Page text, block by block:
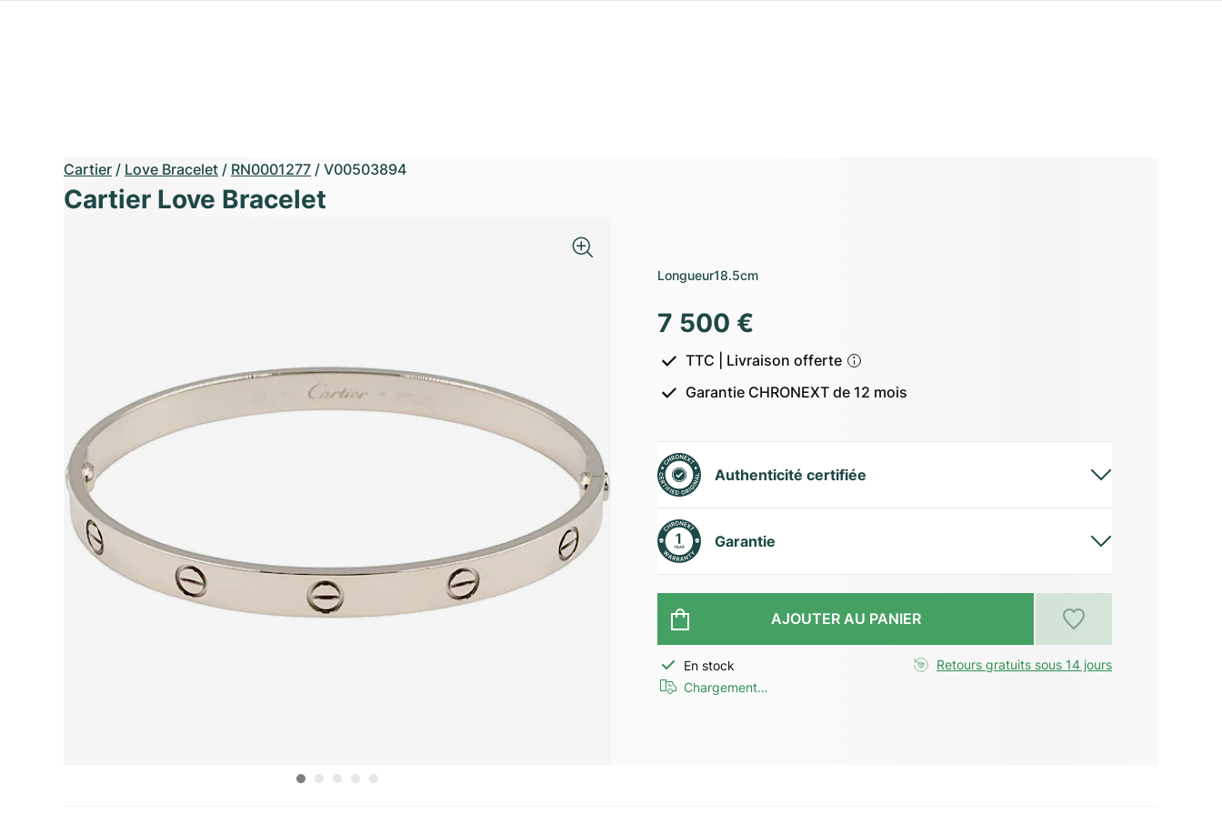
Cartier / Love Bracelet / RN0001277 / V00503894
Cartier Love Bracelet
Longueur18.5cm
7 500 €
TTC | Livraison offerte
Garantie CHRONEXT de 12 mois
Authenticité certifiée
Garantie
AJOUTER AU PANIER
En stock
Chargement…
Retours gratuits sous 14 jours